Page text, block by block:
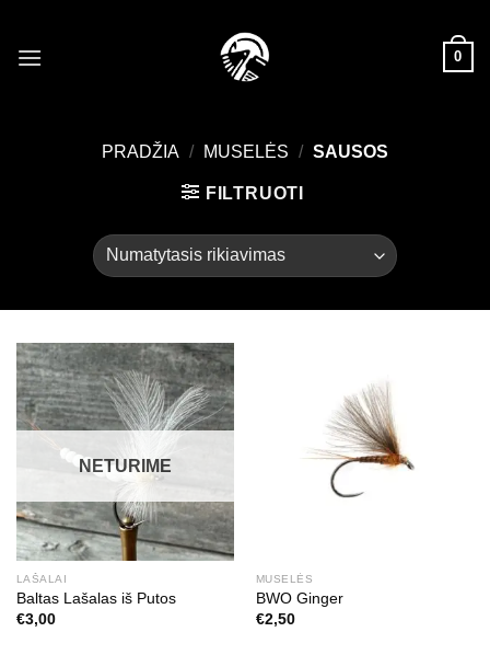
content
0
PRADŽIA / MUSELĖS / SAUSOS
FILTRUOTI
NETURIME
LAŠALAI
Baltas Lašalas iš Putos
€3,00
MUSELĖS
BWO Ginger
€2,50